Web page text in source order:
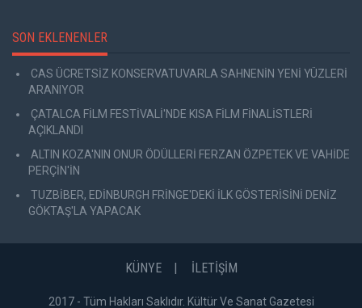
SON EKLENENLER
CAS ÜCRETSİZ KONSERVATUVARLA SAHNENİN YENİ YÜZLERİ
ARANIYOR
ÇATALCA FİLM FESTİVALİ'NDE KISA FİLM FİNALİSTLERİ
AÇIKLANDI
ALTIN KOZA'NIN ONUR ÖDÜLLERİ FERZAN ÖZPETEK VE VAHİDE
PERÇİN'İN
TUZBİBER, EDİNBURGH FRİNGE'DEKİ İLK GÖSTERİSİNİ DENİZ
GÖKTAŞ'LA YAPACAK
KÜNYE İLETİŞİM
2017 - Tüm Hakları Saklıdır. Kültür Ve Sanat Gazetesi